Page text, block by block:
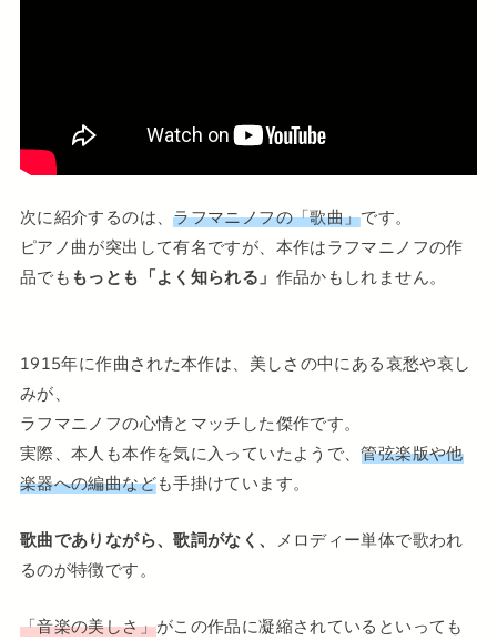
次に紹介するのは、ラフマニノフの「歌曲」です。
ピアノ曲が突出して有名ですが、本作はラフマニノフの作
品でももっとも「よく知られる」 作品かもしれません。
1915年に作曲された本作は、美しさの中にある哀愁や哀し
みが、
ラフマニノフの心情とマッチした傑作です。
実際、本人も本作を気に入っていたようで、管弦楽版や他
楽器への編曲なども手掛けています。
歌曲でありながら、歌詞がなく、 メロディー単体で歌われ
るのが特徴です。
「音楽の美しさ」がこの作品に凝縮されているといっても